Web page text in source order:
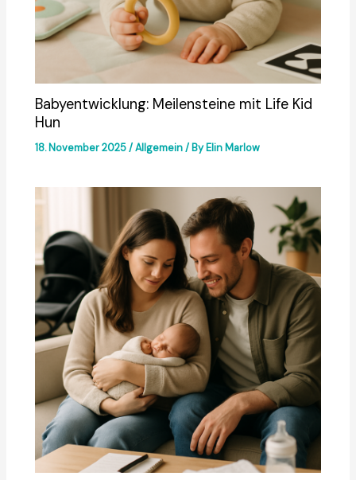
Babyentwicklung: Meilensteine mit Life Kid
Hun
18. November 2025/Allgemein/ ByElin Marlow